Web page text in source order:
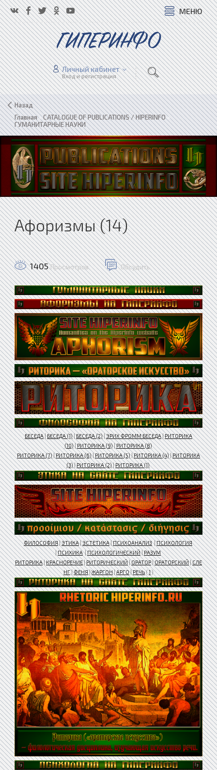
МЕНЮ
ГИПЕРИНФО
Личный кабинет
Вход и регистрация
Назад
Главная»CATALOGUE OF PUBLICATIONS / HIPERINFO»
ГУМАНИТАРНЫЕ НАУКИ
Афоризмы (14)
1405 Просмотров Обсудить
БЕСЕДА|БЕСЕДА (1)|БЕСЕДА (2)|ЭРИХ ФРОММ БЕСЕДА|РИТОРИКА
(10)|РИТОРИКА (9)|РИТОРИКА (8)
РИТОРИКА (7)|РИТОРИКА (6)|РИТОРИКА (5)|РИТОРИКА (4)|РИТОРИКА
(3)|РИТОРИКА (2)|РИТОРИКА (1)
ФИЛОСОФИЯ|ЭТИКА|ЭСТЕТИКА|ПСИХОАНАЛИЗ|ПСИХОЛОГИЯ
|ПСИХИКА|ПСИХОЛОГИЧЕСКИЙ|РАЗУМ
РИТОРИКА|КРАСНОРЕЧИЕ|РИТОРИЧЕСКИЙ|ОРАТОР|ОРАТОРСКИЙ|СЛЕ
НГ|ФЕНЯ|ЖАРГОН|АРГО|РЕЧЬ(1)